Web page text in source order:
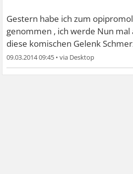
Gestern habe ich zum
genommen , ich werde Nun
diese komischen Gelenk
09.03.2014 09:45 •